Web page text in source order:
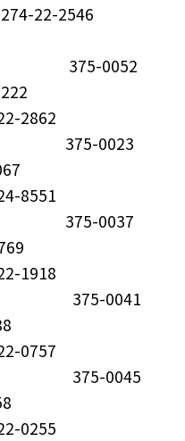
2546
0052
塚222
2862
0023
2067
8551
0037
木769
1918
0041
埜388
0757
0045
井658
0255